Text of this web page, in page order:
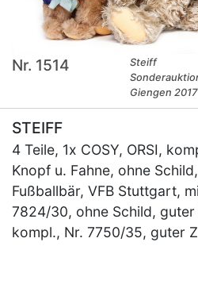
Nr. 1514
Steiff
Giengen 2017
STEIFF
4 Teile, 1x COSY, ORSI,
Knopf u. Fahne, ohne
Fußballbär, VFB Stuttgart,
7824/30, ohne Schild, guter
kompl., Nr. 7750/35, guter